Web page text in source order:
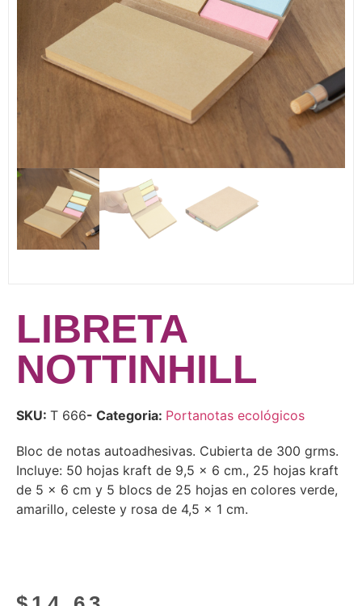
LIBRETA
NOTTINHILL
SKU: T 666- Categoria: Portanotas ecológicos
Bloc de notas autoadhesivas. Cubierta de 300 grms.
Incluye: 50 hojas kraft de 9,5 x 6 cm., 25 hojas kraft
de 5 x 6 cm y 5 blocs de 25 hojas en colores verde,
amarillo, celeste y rosa de 4,5 x 1 cm.